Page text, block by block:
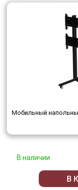
Мобильный
В наличии
В